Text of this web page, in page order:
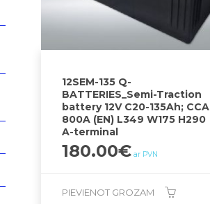
12SEM-135 Q-
BATTERIES_Semi-Traction
battery 12V C20-135Ah; CCA
800A (EN) L349 W175 H290
A-terminal
180.00€ ar PVN
PIEVIENOT GROZAM